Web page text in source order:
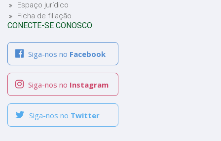
Espaço jurídico
Ficha de filiação
CONECTE-SE CONOSCO
Siga-nos no Facebook
Siga-nos no Instagram
Siga-nos no Twitter